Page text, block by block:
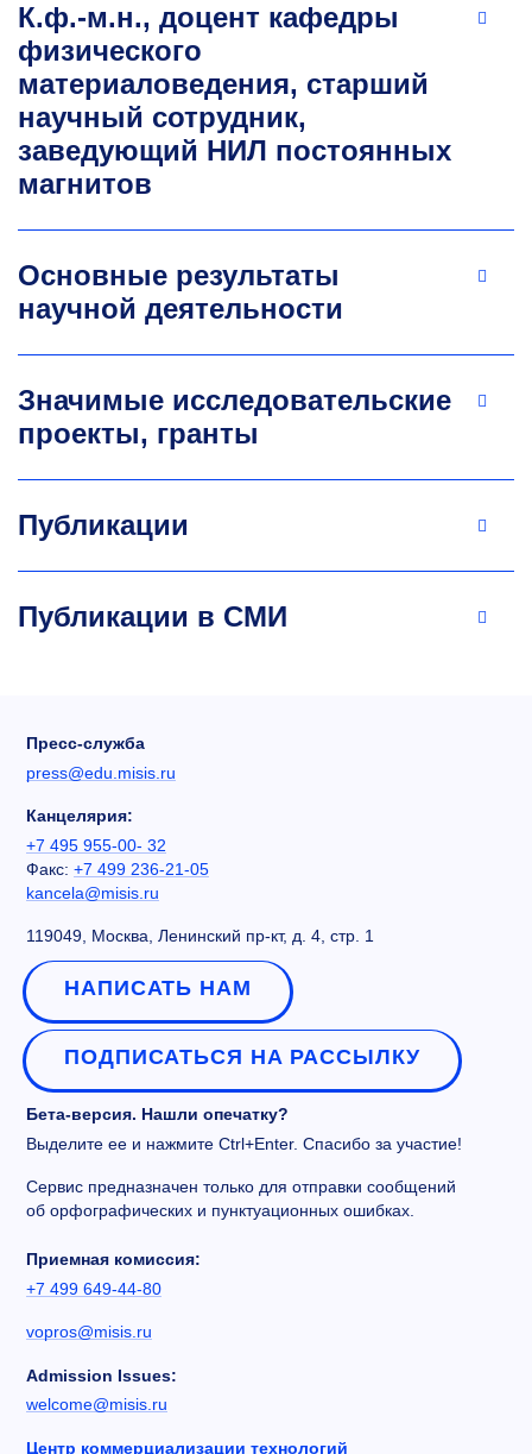
К.ф.-м.н., доцент кафедры
физического
материаловедения, старший
научный сотрудник,
заведующий НИЛ постоянных
магнитов
Основные результаты
научной деятельности
Значимые исследовательские
проекты, гранты
Публикации
Публикации в СМИ
Пресс-служба
press@edu.misis.ru
Канцелярия:
+7 495 955-00- 32
Факс: +7 499 236-21-05
kancela@misis.ru
119049, Москва, Ленинский пр-кт, д. 4, стр. 1
НАПИСАТЬ НАМ
ПОДПИСАТЬСЯ НА РАССЫЛКУ
Бета-версия. Нашли опечатку?
Выделите ее и нажмите Ctrl+Enter. Спасибо за участие!
Сервис предназначен только для отправки сообщений
об орфографических и пунктуационных ошибках.
Приемная комиссия:
+7 499 649-44-80
vopros@misis.ru
Admission Issues:
welcome@misis.ru
Центр коммерциализации технологий